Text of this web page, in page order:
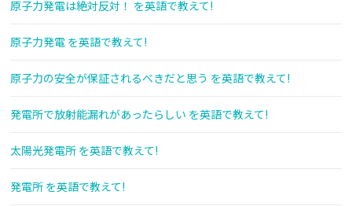
原子力発電は絶対反対！ を英語で教えて!
原子力発電 を英語で教えて!
原子力の安全が保証されるべきだと思う を英語で教えて!
発電所で放射能漏れがあったらしい を英語で教えて!
太陽光発電所 を英語で教えて!
発電所 を英語で教えて!